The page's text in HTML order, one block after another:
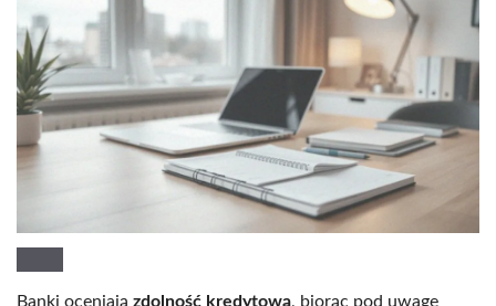
Banki oceniają zdolność kredytową, biorąc pod uwagę